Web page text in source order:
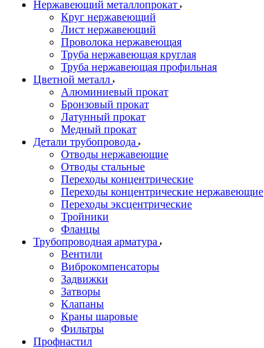
Нержавеющий металлопрокат
Круг нержавеющий
Лист нержавеющий
Проволока нержавеющая
Труба нержавеющая круглая
Труба нержавеющая профильная
Цветной металл
Алюминиевый прокат
Бронзовый прокат
Латунный прокат
Медный прокат
Детали трубопровода
Отводы нержавеющие
Отводы стальные
Переходы концентрические
Переходы концентрические нержавеющие
Переходы эксцентрические
Тройники
Фланцы
Трубопроводная арматура
Вентили
Виброкомпенсаторы
Задвижки
Затворы
Клапаны
Краны шаровые
Фильтры
Профнастил